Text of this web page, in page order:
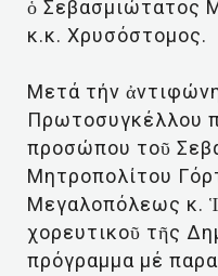
ὁ Σεβασμιώτατος
κ.κ. Χρυσόστομος.
Μετά τήν
Πρωτοσυγκέλλου
προσώπου τοῦ
Μητροπολίτου
Μεγαλοπόλεως κ.
χορευτικοῦ τῆς
πρόγραμμα μέ